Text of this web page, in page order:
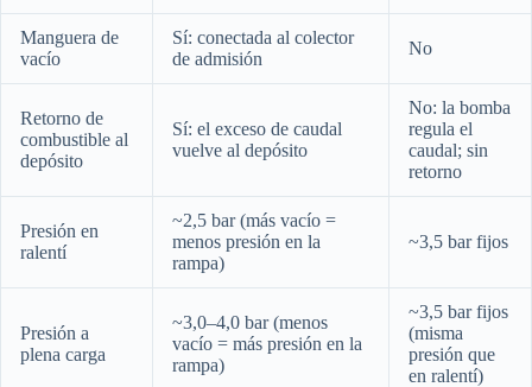
Manguera de
vacío
Sí: conectada al colector
de admisión
No
Retorno de
combustible al
depósito
Sí: el exceso de caudal
vuelve al depósito
No: la bomba
regula el
caudal; sin
retorno
Presión en
ralentí
~2,5 bar (más vacío =
menos presión en la
rampa)
~3,5 bar fijos
Presión a
plena carga
~3,0–4,0 bar (menos
vacío = más presión en la
rampa)
~3,5 bar fijos
(misma
presión que
en ralentí)